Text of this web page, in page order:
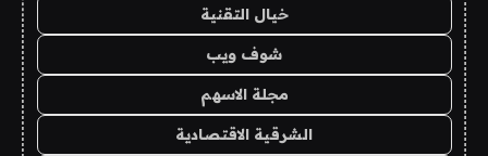
خيال التقنية
شوف ويب
مجلة الاسهم
الشرقية الاقتصادية